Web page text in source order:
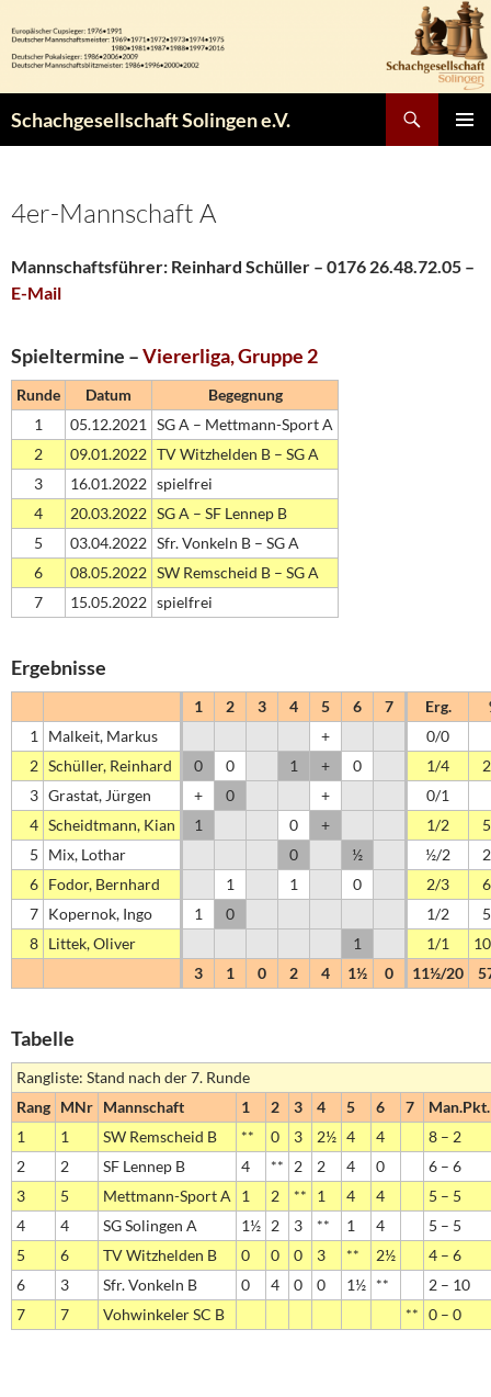
Inhalt
springen
Schachgesellschaft Solingen e.V.
4er-Mannschaft A
Mannschaftsführer: Reinhard Schüller – 0176 26.48.72.05 –
E-Mail
Spieltermine –Viererliga, Gruppe 2
Runde Datum
Begegnung
1
05.12.2021
SG A – Mettmann-Sport A
2
09.01.2022 TV Witzhelden B – SG A
3
16.01.2022 spielfrei
4
20.03.2022 SG A – SF Lennep B
5
03.04.2022 Sfr. Vonkeln B – SG A
6
08.05.2022 SW Remscheid B – SG A
7
15.05.2022 spielfrei
Ergebnisse
1 2 3 4 5 6 7 Erg.
1
Malkeit, Markus +
0/0
2 Schüller, Reinhard 0 0 1 + 0 1/4
3 Grastat, Jürgen + 0 +
0/1
4 Scheidtmann, Kian 1 0 + 1/2
5
Mix, Lothar 0 ½ ½/2
6 Fodor, Bernhard 1 1 0 2/3
7 Kopernok, Ingo 1 0 1/2
8 Littek, Oliver 1 1/1
3
1 0 2 4 1½ 0 11½/20
Tabelle
Rangliste: Stand nach der 7. Runde
Rang MNr Mannschaft 1 2 3 4 5 6 7
Man.Pkt.
1
1 SW Remscheid B ** 0 3 2½ 4 4
8 – 2
2
2 SF Lennep B 4 ** 2 2 4 0
6 – 6
3
5 Mettmann-Sport A 1 2 ** 1 4 4
5 – 5
4
4 SG Solingen A 1½ 2 3 ** 1 4
5 – 5
5
6 TV Witzhelden B 0 0 0 3 ** 2½
4 – 6
6
3 Sfr. Vonkeln B 0 4 0 0 1½ **
2 – 10
7
7 Vohwinkeler SC B ** 0 – 0